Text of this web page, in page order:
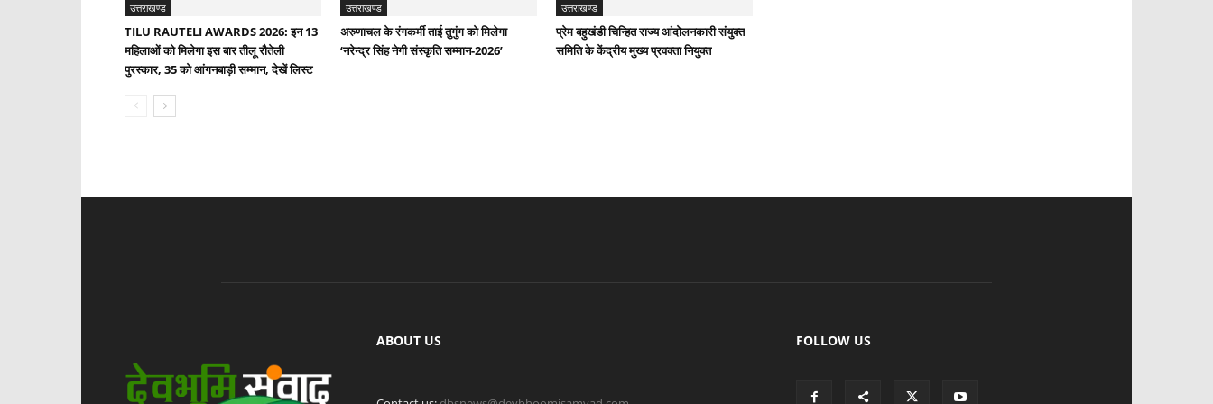
उत्तराखण्ड
TILU RAUTELI AWARDS 2026: इन 13
महिलाओं को मिलेगा इस बार तीलू रौतेली
पुरस्कार, 35 को आंगनबाड़ी सम्मान, देखें लिस्ट
उत्तराखण्ड
अरुणाचल के रंगकर्मी ताई तुगुंग को मिलेगा
‘नरेन्द्र सिंह नेगी संस्कृति सम्मान-2026’
उत्तराखण्ड
प्रेम बहुखंडी चिन्हित राज्य आंदोलनकारी संयुक्त
समिति के केंद्रीय मुख्य प्रवक्ता नियुक्त
ABOUT US FOLLOW US